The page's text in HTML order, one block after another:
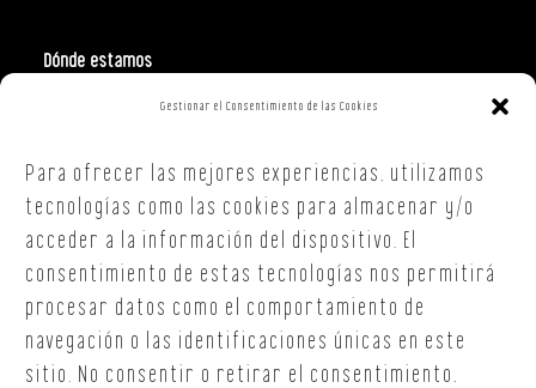
Gestionar el Consentimiento de las Cookies
Para ofrecer las mejores experiencias, utilizamos
tecnologías como las cookies para almacenar y/o
acceder a la información del dispositivo. El
consentimiento de estas tecnologías nos permitirá
procesar datos como el comportamiento de
navegación o las identificaciones únicas en este
sitio. No consentir o retirar el consentimiento,
Dónde estamos
Polign. Ind. Costa Vella
15707, Santiago de Compostela
A Coruña
T. +34 654 30 90 36